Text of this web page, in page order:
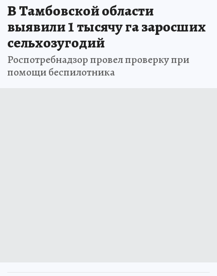
В Тамбовской области
выявили 1 тысячу га заросших
сельхозугодий
Роспотребнадзор провел проверку при
помощи беспилотника